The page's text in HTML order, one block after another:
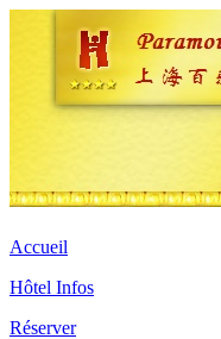
Accueil
Hôtel Infos
Réserver